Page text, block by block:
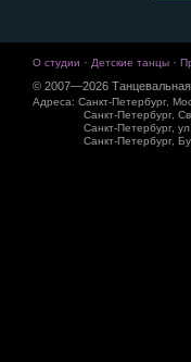
О студии · Детские танцы ·
© 2007—2026
Адреса: Санкт-Петербург,
Санкт-Петербург,
Санкт-Петербург,
Санкт-Петербург,